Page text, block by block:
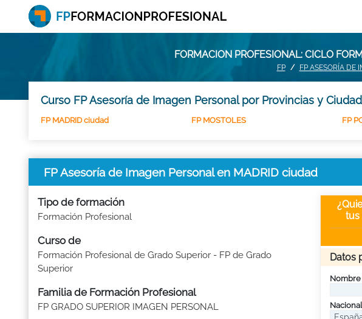
FORMACION PROFESIONAL: CICLO
FP FP ASESORÍA DE
Curso FP Asesoría de Imagen Personal por Provincias y
FP MADRID ciudad FP MOSTOLES FP
FP Asesoría de Imagen Personal en MADRID ciudad
Tipo de formación
Formación Profesional
Curso de
Formación Profesional de Grado Superior - FP de Grado
Superior
Familia de Formación Profesional
FP GRADO SUPERIOR IMAGEN PERSONAL
tus
Datos
Nombre